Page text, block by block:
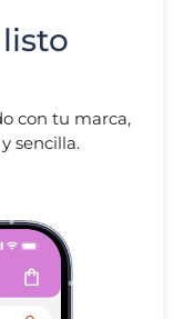
con tu marca,
sencilla.